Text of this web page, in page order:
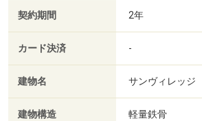
契約期間 2年
カード決済 -
建物名 サンヴィレッジ
建物構造 軽量鉄骨